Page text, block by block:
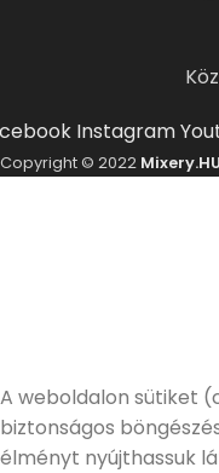
Instagram
Copyright © 2022 Mixery.HU
A weboldalon sütiket
biztonságos
élményt nyújthassuk